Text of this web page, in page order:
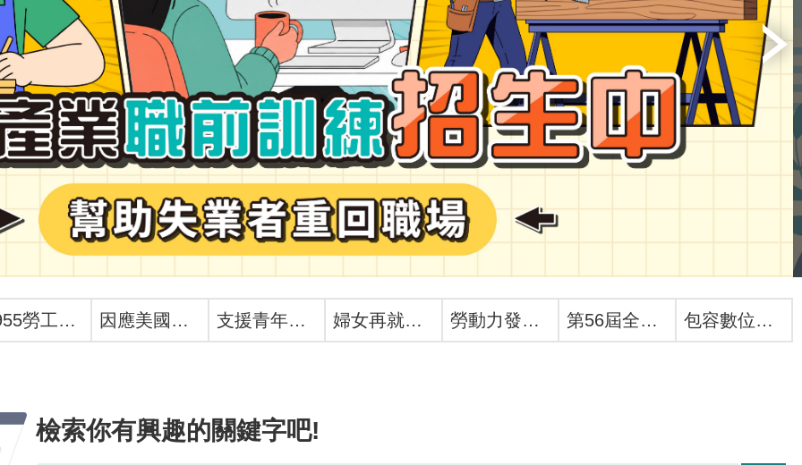
1955勞工諮詢申訴專線 因應美國關稅我國出口供應鏈支持方案 支援青年就業計畫 婦女再就業計畫 勞動力發展數位服務平台 第56屆全國技能競賽 包容數位未來國際論壇
檢索你有興趣的關鍵字吧!